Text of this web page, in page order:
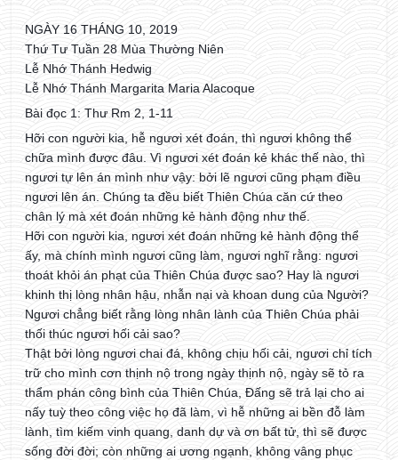
NGÀY 16 THÁNG 10, 2019
Thứ Tư Tuần 28 Mùa Thường Niên
Lễ Nhớ Thánh Hedwig
Lễ Nhớ Thánh Margarita Maria Alacoque
Bài đọc 1: Thư Rm 2, 1-11
Hỡi con người kia, hễ ngươi xét đoán, thì ngươi không thể
chữa mình được đâu. Vì ngươi xét đoán kẻ khác thế nào, thì
ngươi tự lên án mình như vậy: bởi lẽ ngươi cũng phạm điều
ngươi lên án. Chúng ta đều biết Thiên Chúa căn cứ theo
chân lý mà xét đoán những kẻ hành động như thế.
Hỡi con người kia, ngươi xét đoán những kẻ hành động thể
ấy, mà chính mình ngươi cũng làm, ngươi nghĩ rằng: ngươi
thoát khỏi án phạt của Thiên Chúa được sao? Hay là ngươi
khinh thị lòng nhân hậu, nhẫn nại và khoan dung của Người?
Ngươi chẳng biết rằng lòng nhân lành của Thiên Chúa phải
thối thúc ngươi hối cải sao?
Thật bởi lòng ngươi chai đá, không chịu hối cải, ngươi chỉ tích
trữ cho mình cơn thịnh nộ trong ngày thịnh nộ, ngày sẽ tỏ ra
thẩm phán công bình của Thiên Chúa, Đấng sẽ trả lại cho ai
nấy tuỳ theo công việc họ đã làm, vì hễ những ai bền đỗ làm
lành, tìm kiếm vinh quang, danh dự và ơn bất tử, thì sẽ được
sống đời đời; còn những ai ương ngạnh, không vâng phục